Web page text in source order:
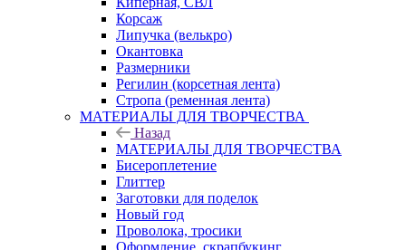
Корсаж
Липучка (велькро)
Окантовка
Размерники
Регилин (корсетная лента)
Стропа (ременная лента)
МАТЕРИАЛЫ ДЛЯ ТВОРЧЕСТВА
Назад
МАТЕРИАЛЫ ДЛЯ ТВОРЧЕСТВА
Бисероплетение
Глиттер
Заготовки для поделок
Новый год
Проволока, тросики
Оформление, скрапбукинг